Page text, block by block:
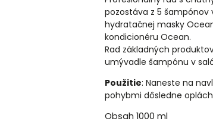
pozostáva z 5
hydratačnej masky
kondicionéru Ocean.
Rad základných
umývadle šampónu v
Použitie: Naneste na
pohybmi dôsledne
Obsah 1000 ml